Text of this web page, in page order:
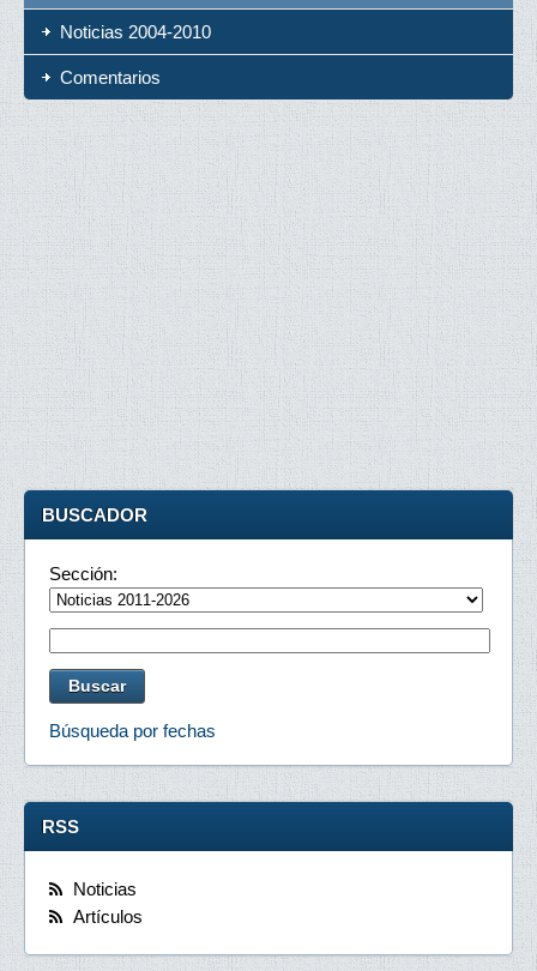
Noticias 2004-2010
Comentarios
BUSCADOR
Sección:
Búsqueda por fechas
RSS
Noticias
Artículos